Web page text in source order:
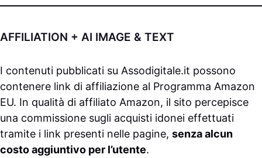
AFFILIATION + AI IMAGE & TEXT
I contenuti pubblicati su Assodigitale.it possono
contenere link di affiliazione al Programma Amazon
EU. In qualità di affiliato Amazon, il sito percepisce
una commissione sugli acquisti idonei effettuati
tramite i link presenti nelle pagine, senza alcun
costo aggiuntivo per l’utente.